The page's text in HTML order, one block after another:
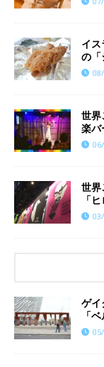
イ
の「
世界
楽バ
世界
「
ゲイ
「